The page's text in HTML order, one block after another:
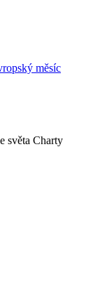
měsíc
světa Charty